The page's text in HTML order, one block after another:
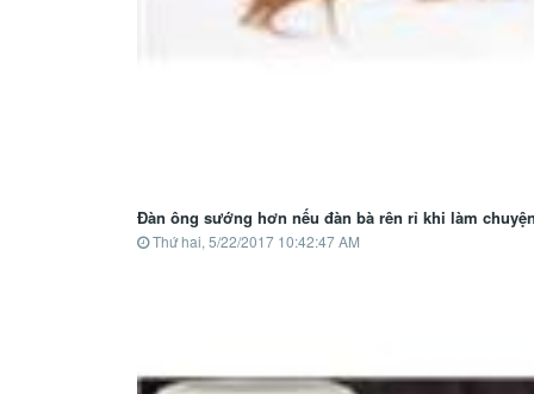
Đàn ông sướng hơn nếu đàn bà rên rỉ khi làm
Thứ hai, 5/22/2017 10:42:47 AM